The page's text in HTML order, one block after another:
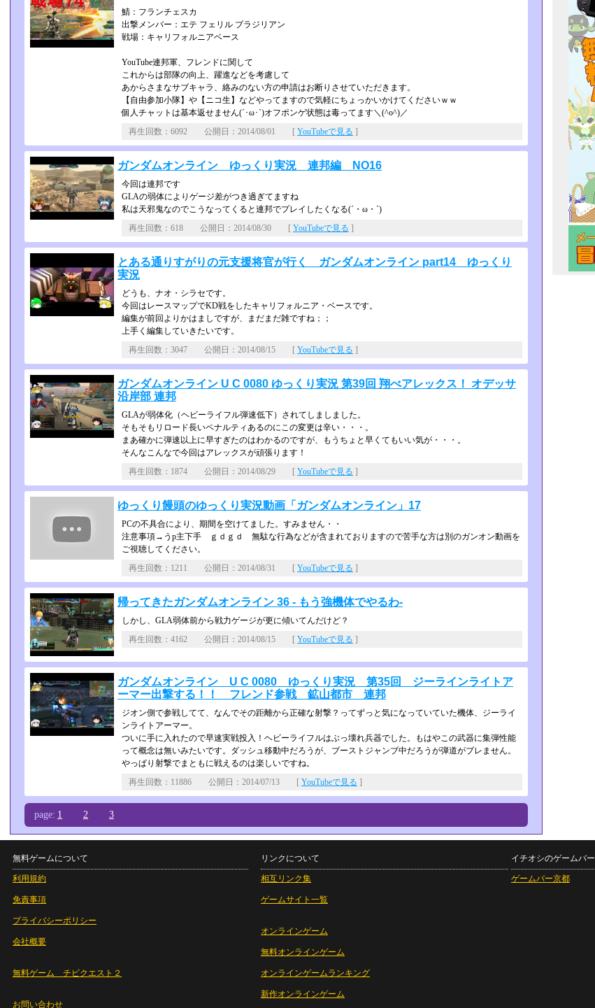
鯖：フランチェスカ
出撃メンバー：エテ フェリル ブラジリアン
戦場：キャリフォルニアベース
YouTube連邦軍、フレンドに関して
これからは部隊の向上、躍進などを考慮して
あからさまなサブキャラ、絡みのない方の申請はお断りさせていただきます。
【自由参加小隊】や【ニコ生】などやってますので気軽にちょっかいかけてくださいｗｗ
個人チャットは基本返せません(´･ω･`)オフポンゲ状態は毒ってます＼(^o^)­／
再生回数：6092 公開日：2014/08/01 [ YouTubeで見る ]
ガンダムオンライン ゆっくり実況 連邦編 NO16
今回は連邦です
GLAの弱体によりゲージ差がつき過ぎてますね
私は天邪鬼なのでこうなってくると連邦でプレイしたくなる(´・ω・`)
再生回数：618 公開日：2014/08/30 [ YouTubeで見る ]
とある通りすがりの元支援将官が行く ガンダムオンライン part14 ゆっくり
実況
どうも、ナオ・シラセです。
今回はレースマップでKD戦をしたキャリフォルニア・ベースです。
編集が前回よりかはましですが、まだまだ雑ですね；；
上手く編集していきたいです。
再生回数：3047 公開日：2014/08/15 [ YouTubeで見る ]
ガンダムオンライン U C 0080 ゆっくり実況 第39回 翔べアレックス！ オデッサ
沿岸部 連邦
GLAが弱体化（ヘビーライフル弾速低下）されてしましました。
そもそもリロード長いペナルティあるのにこの変更は辛い・・・。
まあ確かに弾速以上に早すぎたのはわかるのですが、もうちょと早くてもいい気が・・・­。
そんなこんなで今回はアレックスが頑張ります！
再生回数：1874 公開日：2014/08/29 [ YouTubeで見る ]
ゆっくり饅頭のゆっくり実況動画「ガンダムオンライン」17
PCの不具合により、期間を空けてました。すみません・・
注意事項→うp主下手 ｇｄｇｄ 無駄な行為などが含まれておりますので苦手な方は別のガンオン動画を
ご視聴してくださ­い。
再生回数：1211 公開日：2014/08/31 [ YouTubeで見る ]
帰ってきたガンダムオンライン 36 - もう強機体でやるわ-
しかし、GLA弱体前から戦力ゲージが更に傾いてんだけど？
再生回数：4162 公開日：2014/08/15 [ YouTubeで見る ]
ガンダムオンライン U C 0080 ゆっくり実況 第35回 ジーラインライトア
ーマー出撃する！！ フレンド参戦 鉱山都市 連邦
ジオン側で参戦してて、なんでその距離から正確な射撃？ってずっと気になっていていた­機体、ジーライ
ンライトアーマー。
ついに手に入れたので早速実戦投入！ヘビーライフルはぶっ壊れ兵器でした。もはやこの­武器に集弾性能
って概念は無いみたいです。ダッシュ移動中だろうが、ブーストジャンブ­中だろうが弾道がブレません。
やっぱり射撃でまともに戦えるのは楽しいですね。
再生回数：11886 公開日：2014/07/13 [ YouTubeで見る ]
page: 1 2 3
無料ゲームについて
利用規約
免責事項
プライバシーポリシー
会社概要
無料ゲーム チビクエスト２
お問い合わせ
リンクについて
相互リンク集
ゲームサイト一覧
オンラインゲーム
無料オンラインゲーム
オンラインゲームランキング
新作オンラインゲーム
イチオシのゲームバー
ゲームバー京都